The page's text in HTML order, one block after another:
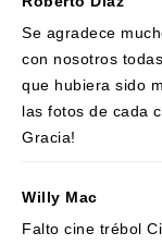
Se agradece
con nosotros
que hubiera sido
las fotos de cada
Gracia!
Willy Mac
Falto cine trébol